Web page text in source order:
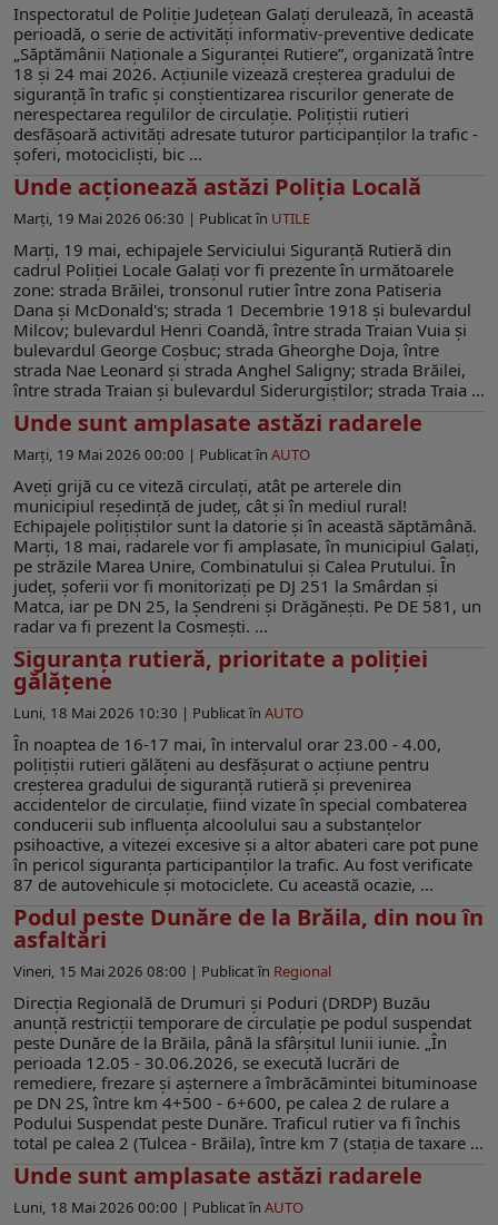
Inspectoratul de Poliție Județean Galați derulează, în această
perioadă, o serie de activități informativ-preventive dedicate
„Săptămânii Naționale a Siguranței Rutiere”, organizată între
18 și 24 mai 2026. Acțiunile vizează creșterea gradului de
siguranță în trafic și conștientizarea riscurilor generate de
nerespectarea regulilor de circulație. Polițiștii rutieri
desfășoară activități adresate tuturor participanților la trafic -
șoferi, motocicliști, bic ...
Unde acționează astăzi Poliția Locală
Marți, 19 Mai 2026 06:30 | Publicat în UTILE
Marți, 19 mai, echipajele Serviciului Siguranță Rutieră din
cadrul Poliției Locale Galați vor fi prezente în următoarele
zone: strada Brăilei, tronsonul rutier între zona Patiseria
Dana și McDonald's; strada 1 Decembrie 1918 și bulevardul
Milcov; bulevardul Henri Coandă, între strada Traian Vuia și
bulevardul George Coșbuc; strada Gheorghe Doja, între
strada Nae Leonard și strada Anghel Saligny; strada Brăilei,
între strada Traian și bulevardul Siderurgiștilor; strada Traia ...
Unde sunt amplasate astăzi radarele
Marți, 19 Mai 2026 00:00 | Publicat în AUTO
Aveţi grijă cu ce viteză circulaţi, atât pe arterele din
municipiul reşedinţă de judeţ, cât şi în mediul rural!
Echipajele poliţiştilor sunt la datorie și în această săptămână.
Marți, 18 mai, radarele vor fi amplasate, în municipiul Galați,
pe străzile Marea Unire, Combinatului și Calea Prutului. În
județ, șoferii vor fi monitorizați pe DJ 251 la Smârdan și
Matca, iar pe DN 25, la Șendreni și Drăgănești. Pe DE 581, un
radar va fi prezent la Cosmești. ...
Siguranța rutieră, prioritate a poliției
gălățene
Luni, 18 Mai 2026 10:30 | Publicat în AUTO
În noaptea de 16-17 mai, în intervalul orar 23.00 - 4.00,
polițiștii rutieri gălățeni au desfășurat o acțiune pentru
creșterea gradului de siguranță rutieră și prevenirea
accidentelor de circulație, fiind vizate în special combaterea
conducerii sub influența alcoolului sau a substanțelor
psihoactive, a vitezei excesive și a altor abateri care pot pune
în pericol siguranța participanților la trafic. Au fost verificate
87 de autovehicule și motociclete. Cu această ocazie, ...
Podul peste Dunăre de la Brăila, din nou în
asfaltări
Vineri, 15 Mai 2026 08:00 | Publicat în Regional
Direcția Regională de Drumuri și Poduri (DRDP) Buzău
anunță restricții temporare de circulație pe podul suspendat
peste Dunăre de la Brăila, până la sfârșitul lunii iunie. „În
perioada 12.05 - 30.06.2026, se execută lucrări de
remediere, frezare și așternere a îmbrăcămintei bituminoase
pe DN 2S, între km 4+500 - 6+600, pe calea 2 de rulare a
Podului Suspendat peste Dunăre. Traficul rutier va fi închis
total pe calea 2 (Tulcea - Brăila), între km 7 (stația de taxare ...
Unde sunt amplasate astăzi radarele
Luni, 18 Mai 2026 00:00 | Publicat în AUTO